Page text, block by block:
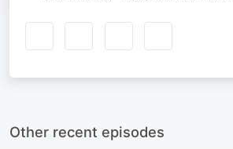
Other recent episodes